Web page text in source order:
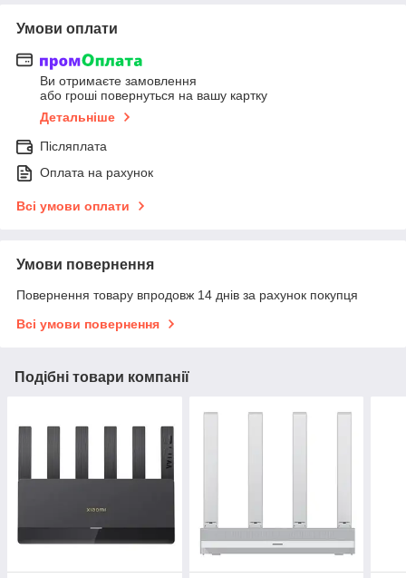
Умови оплати
Ви отримаєте замовлення
або гроші повернуться на вашу картку
Детальніше
Післяплата
Оплата на рахунок
Всі умови оплати
Умови повернення
Повернення товару впродовж 14 днів за рахунок покупця
Всі умови повернення
Подібні товари компанії